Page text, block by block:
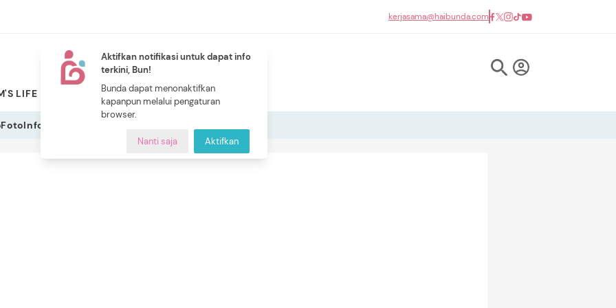
Aktifkan notifikasi untuk dapat info
terkini, Bun!
Bunda dapat menonaktifkan
kapanpun melalui pengaturan
browser.
Nanti saja Aktifkan
kerjasama@haibunda.com
LIFE PILIHAN BUNDA
NEW
CERITA BUNDA
FotoInfografis